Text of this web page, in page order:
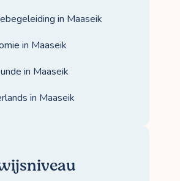
in Maaseik
in Maaseik
in Maaseik
in Maaseik